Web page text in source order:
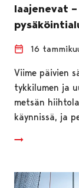
laajenevat
16
Viime päivien
tykkilumen ja
metsän
käynnissä, ja